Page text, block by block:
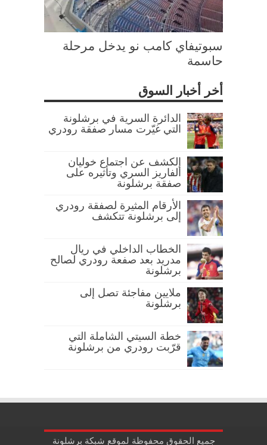
سبوتيفاي كامب نو يدخل مرحلة
حاسمة
أخر أخبار السوق
الدائرة السرية في برشلونة
التي غيّرت مسار صفقة رودري
الكشف عن اجتماع خوليان
ألفاريز السري وتأثيره على
صفقة برشلونة
الأرقام المثيرة لصفقة رودري
إلى برشلونة تتكشف
الخطاب الداخلي في ريال
مدريد بعد صفعة رودري لصالح
برشلونة
ملايين مفاجئة تصل إلى
برشلونة
خطة السيتي الشاملة التي
قرّبت رودري من برشلونة
جميع الحقوق محفوظة لموقع شبكة برشلونة